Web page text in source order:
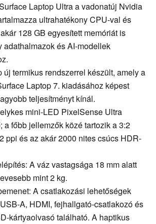
Laptop Ultra a vadonatúj Nvidia
ultrahatékony CPU-val és
128 GB egyesített memóriát is
adathalmazok és AI-modellek
új termikus rendszerrel készült, amely a
Laptop 7. kiadásához képest
teljesítményt kínál.
mini-LED PixelSense Ultra
a főbb jellemzők közé tartozik a 3:2
ppi és az akár 2000 nites csúcs HDR-
A váz vastagsága 18 mm alatt
mint 2 kg.
A csatlakozási lehetőségek
A, HDMI, fejhallgató-csatlakozó és
kártyaolvasó található. A haptikus